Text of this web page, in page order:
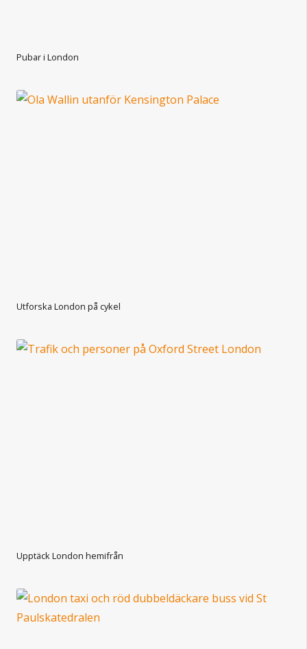
Pubar i London
Utforska London på cykel
Upptäck London hemifrån